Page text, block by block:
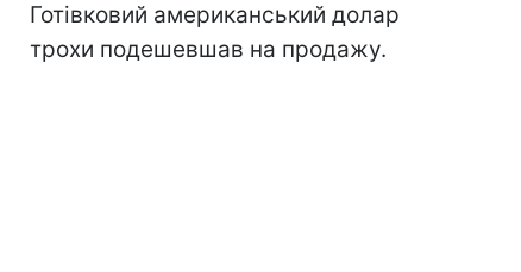
Готівковий американський долар
трохи подешевшав на продажу.